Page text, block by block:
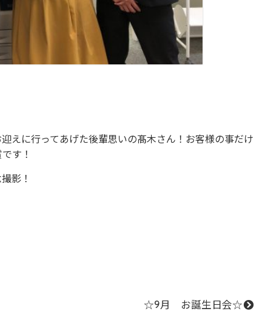
えに行ってあげた後輩思いの髙木さん！お客様の事だけ
す！
影！
☆9月 お誕生日会☆